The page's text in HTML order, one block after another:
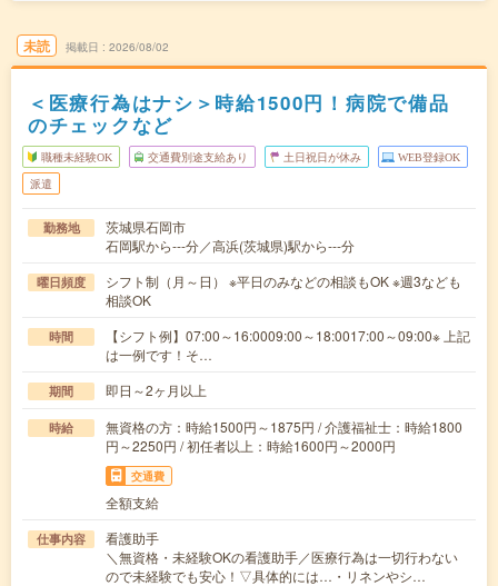
未読 掲載日 2026/08/02
＜医療行為はナシ＞時給1500円！病院で備品
のチェックなど
職種未経験OK 交通費別途支給あり 土日祝日が休み WEB登録OK
派遣
勤務地
茨城県石岡市
石岡駅から---分／高浜(茨城県)駅から---分
曜日頻度
シフト制（月～日） ※平日のみなどの相談もOK ※週3なども
相談OK
時間
【シフト例】07:00～16:0009:00～18:0017:00～09:00※ 上記
は一例です！そ…
期間 即日～2ヶ月以上
時給
無資格の方：時給1500円～1875円 / 介護福祉士：時給1800
円～2250円 / 初任者以上：時給1600円～2000円
交通費
全額支給
仕事内容
看護助手
＼無資格・未経験OKの看護助手／医療行為は一切行わない
ので未経験でも安心！▽具体的には…・リネンやシ…